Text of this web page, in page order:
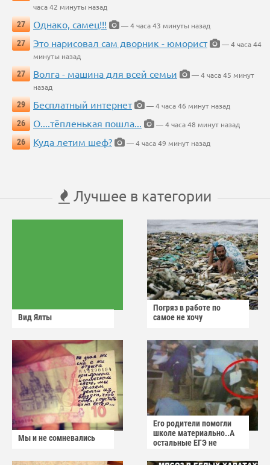
часа 42 минуты назад
27
Однако, самец!!!
— 4 часа 43 минуты назад
27
Это нарисовал сам дворник - юморист
— 4 часа 44
минуты назад
27
Волга - машина для всей семьи
— 4 часа 45 минут
назад
29
Бесплатный интернет
— 4 часа 46 минут назад
26
О....тёпленькая пошла...
— 4 часа 48 минут назад
26
Куда летим шеф? — 4 часа 49 минут назад
Лучшее в категории
Вид Ялты
Погряз в работе по
самое не хочу
Мы и не сомневались
Его родители помогли
школе материально..А
остальные ЕГЭ не